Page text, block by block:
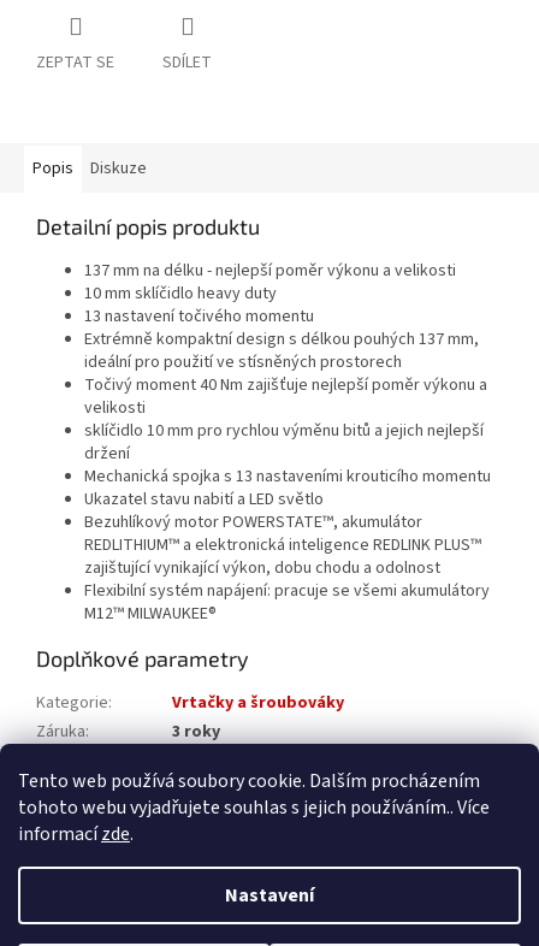
Tento web používá soubory cookie. Dalším procházením
tohoto webu vyjadřujete souhlas s jejich používáním.. Více
informacízde.
Nastavení
ZEPTAT SE SDÍLET
Popis Diskuze
Detailní popis produktu
137 mm na délku - nejlepší poměr výkonu a velikosti
10 mm sklíčidlo heavy duty
13 nastavení točivého momentu
Extrémně kompaktní design s délkou pouhých 137 mm,
ideální pro použití ve stísněných prostorech
Točivý moment 40 Nm zajišťuje nejlepší poměr výkonu a
velikosti
sklíčidlo 10 mm pro rychlou výměnu bitů a jejich nejlepší
držení
Mechanická spojka s 13 nastaveními krouticího momentu
Ukazatel stavu nabití a LED světlo
Bezuhlíkový motor POWERSTATE™, akumulátor
REDLITHIUM™ a elektronická inteligence REDLINK PLUS™
zajištující vynikající výkon, dobu chodu a odolnost
Flexibilní systém napájení: pracuje se všemi akumulátory
M12™ MILWAUKEE®
Doplňkové parametry
Kategorie:
Vrtačky a šroubováky
Záruka:
3 roky